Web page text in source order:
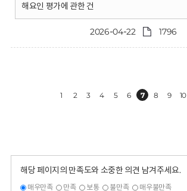
해요인 평가에 관한 건
2026-04-22 1796
1 2 3 4 5 6 7 8 9 10
해당 페이지의 만족도와 소중한 의견 남겨주세요.
매우만족 만족 보통 불만족 매우불만족